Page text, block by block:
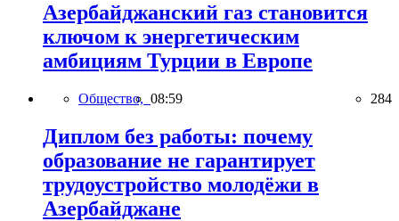
Азербайджанский газ становится
ключом к энергетическим
амбициям Турции в Европе
Общество, 08:59 284
Диплом без работы: почему
образование не гарантирует
трудоустройство молодёжи в
Азербайджане